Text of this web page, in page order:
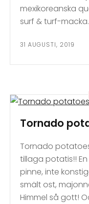
mexikoreanska
surf & turf-
31 AUGUSTI, 2019
Tornado
Tornado
tillaga potatis!!
pinne, inte
smält ost,
Himmel så gott!